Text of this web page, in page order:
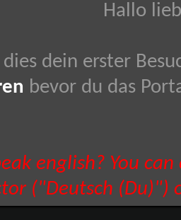
Hallo
dein erster
bevor du das
english? You
("Deutsch (Du)")